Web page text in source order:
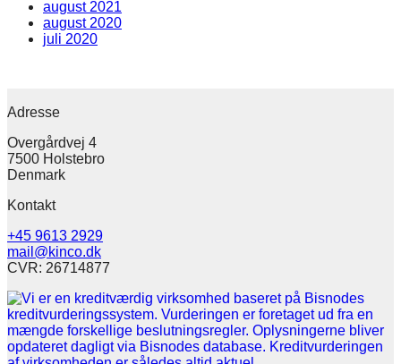
august 2021
august 2020
juli 2020
Adresse
Overgårdvej 4
7500 Holstebro
Denmark
Kontakt
+45 9613 2929
mail@kinco.dk
CVR: 26714877